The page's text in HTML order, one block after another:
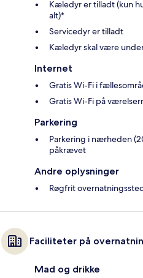
Kæledyr er tilladt (kun
alt)*
Servicedyr er tilladt
Kæledyr skal være
Internet
Gratis Wi-Fi i
Gratis Wi-Fi på
Parkering
Parkering i nærheden
påkrævet
Andre oplysninger
Røgfrit
Faciliteter på
Mad og drikke